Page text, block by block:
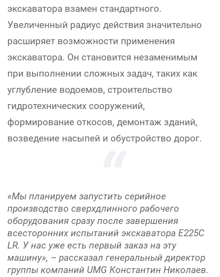
экскаватора взамен стандартного.
Увеличенный радиус действия значительно
расширяет возможности применения
экскаватора. Он становится незаменимым
при выполнении сложных задач, таких как
углубление водоемов, строительство
гидротехнических сооружений,
формирование откосов, демонтаж зданий,
возведение насыпей и обустройство дорог.
«Мы планируем запустить серийное
производство сверхдлинного рабочего
оборудования сразу после завершения
всесторонних испытаний экскаватора Е225С
LR. У нас уже есть первый заказ на эту
машину», – рассказал генеральный директор
группы компаний UMG Константин Николаев.